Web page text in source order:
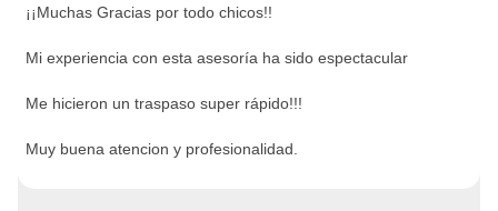
¡¡Muchas Gracias por todo chicos!!
Mi experiencia con esta asesoría ha sido espectacular
Me hicieron un traspaso super rápido!!!
Muy buena atencion y profesionalidad.